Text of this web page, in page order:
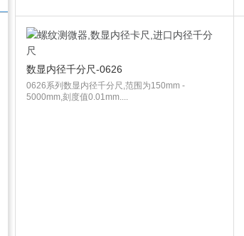
数显内径千分尺-0626
0626系列数显内径千分尺,范围为150mm -
5000mm,刻度值0.01mm....